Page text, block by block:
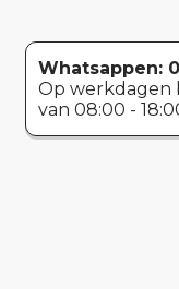
Whatsappen:
Op werkdagen
van 08:00 -